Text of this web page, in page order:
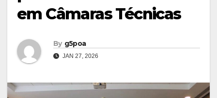
em Câmaras Técnicas
By g5poa
JAN 27, 2026